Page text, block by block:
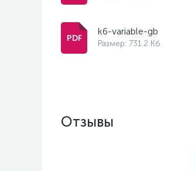
k6-variable-gb
Размер: 731.2 Кб
Отзывы